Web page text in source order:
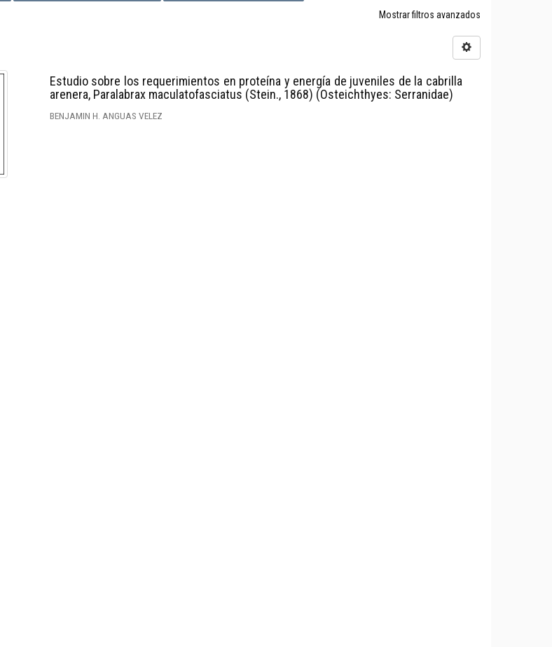
Mostrar filtros avanzados
Estudio sobre los requerimientos en proteína y energía de juveniles de la cabrilla
arenera, Paralabrax maculatofasciatus (Stein., 1868) (Osteichthyes: Serranidae)
BENJAMIN H. ANGUAS VELEZ